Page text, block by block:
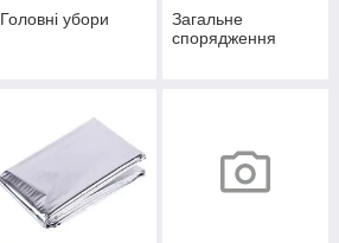
Головні убори
Загальне
спорядження